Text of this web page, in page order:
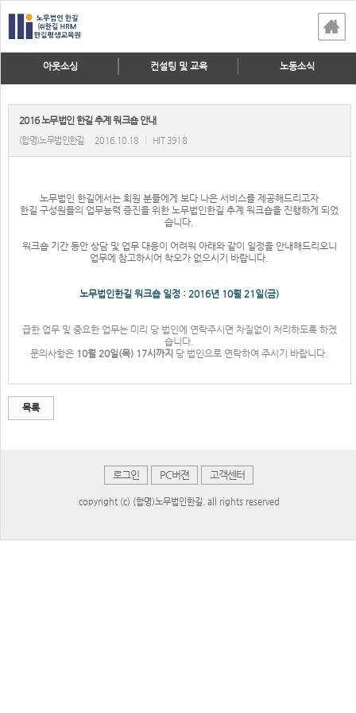
아웃소싱 컨설팅 및 교육 노동소식
2016 노무법인 한길 추계 워크숍 안내
(합명)노무법인한길 2016.10.18 HIT 3918
노무법인 한길에서는 회원 분들에게 보다 나은 서비스를 제공해드리고자
한길 구성원들의 업무능력 증진을 위한 노무법인한길 추계 워크숍을 진행하게 되었
습니다.
워크숍 기간 동안 상담 및 업무 대응이 어려워 아래와 같이 일정을 안내해드리오니
업무에 참고하시어 착오가 없으시기 바랍니다.
노무법인한길 워크숍 일정 : 2016년 10월 21일(금)
급한 업무 및 중요한 업무는 미리 당 법인에 연락주시면 차질없이 처리하도록 하겠
습니다.
문의사항은 10월 20일(목) 17시까지 당 법인으로 연락하여 주시기 바랍니다.
목록
로그인 PC버젼 고객센터
copyright (c) (합명)노무법인한길. all rights reserved